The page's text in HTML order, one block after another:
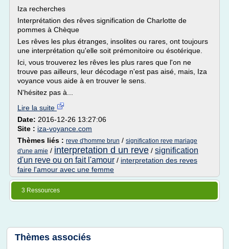
Iza recherches
Interprétation des rêves signification de Charlotte de
pommes à Chèque
Les rêves les plus étranges, insolites ou rares, ont toujours
une interprétation qu'elle soit prémonitoire ou ésotérique.
Ici, vous trouverez les rêves les plus rares que l'on ne
trouve pas ailleurs, leur décodage n'est pas aisé, mais, Iza
voyance vous aide à en trouver le sens.
N'hésitez pas à...
Lire la suite
Date: 2016-12-26 13:27:06
Site : iza-voyance.com
Thèmes liés : reve d'homme brun / signification reve mariage
d'une amie / interpretation d un reve / signification
d'un reve ou on fait l'amour / interpretation des reves
faire l'amour avec une femme
3 Ressources
Thèmes associés